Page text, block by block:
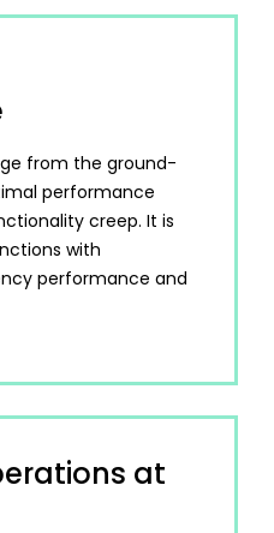
from the ground-
performance
creep. It is
with
performance and
at